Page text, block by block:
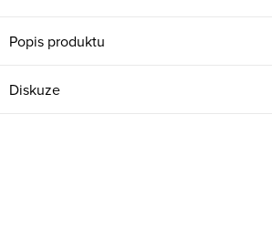
Popis produktu
Diskuze